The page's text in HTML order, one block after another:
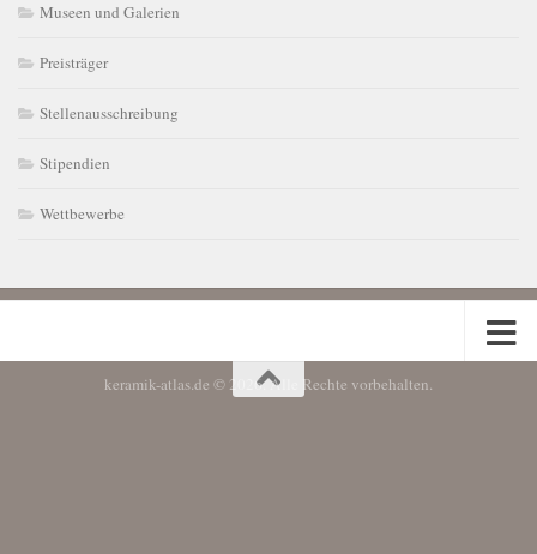
Museen und Galerien
Preisträger
Stellenausschreibung
Stipendien
Wettbewerbe
keramik-atlas.de © 2026. Alle Rechte vorbehalten.